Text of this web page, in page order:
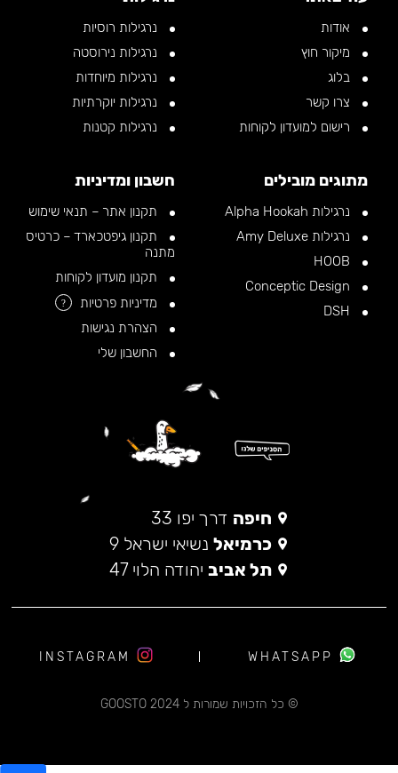
אודות
מיקור חוץ
בלוג
צרו קשר
רישום למועדון לקוחות
נרגילות רוסיות
נרגילות נירוסטה
נרגילות מיוחדות
נרגילות יוקרתיות
נרגילות קטנות
מתוגים מובילים
נרגילות Alpha Hookah
נרגילות Amy Deluxe
חשבון ומדיניות
תקנון אתר – תנאי שימוש
תקנון גיפטכארד – כרטיס
מתנה
תקנון מועדון לקוחות
מדיניות פרטיות
?
הצהרת נגישות
החשבון שלי
חיפה דרך יפו 33
כרמיאל נשיאי ישראל 9
תל אביב יהודה הלוי 47
© כל הזכויות שמורות ל 2024 GOOSTO
WHATSAPP
INSTAGRAM